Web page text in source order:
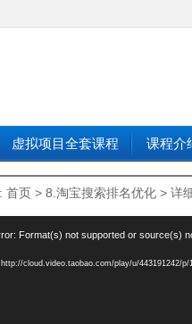
虚拟项目全套课程 课程介
首页 > 8.淘宝搜索排名优化 > 详
Format(s) not supported or source(s)
cloud.video.taobao.com/play/u/443191242/p/